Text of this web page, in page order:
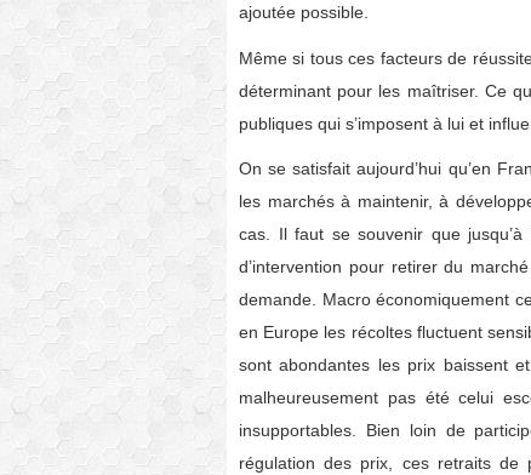
ajoutée possible.
Même si tous ces facteurs de
déterminant pour les maîtriser. Ce
publiques qui s’imposent à lui et
On se satisfait aujourd’hui qu’en
les marchés à maintenir, à
cas. Il faut se souvenir que
d’intervention pour retirer du
demande. Macro économiquement
en Europe les récoltes fluctuent
sont abondantes les prix baissent
malheureusement pas été celui
insupportables. Bien loin de
régulation des prix, ces retraits